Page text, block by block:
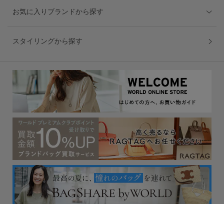
お気に入りブランドから探す
スタイリングから探す